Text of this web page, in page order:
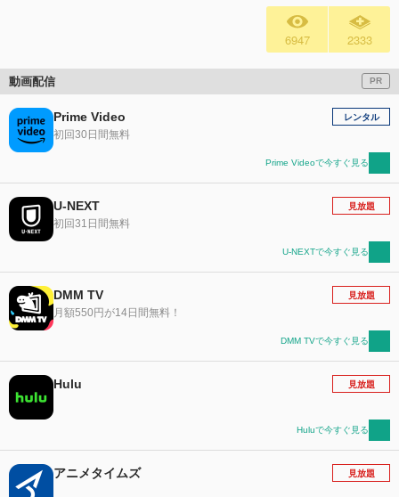
6947 2333
動画配信 PR
Prime Video
初回30日間無料
レンタル
Prime Videoで今すぐ見る
U-NEXT
初回31日間無料
見放題
U-NEXTで今すぐ見る
DMM TV
月額550円が14日間無料！
見放題
DMM TVで今すぐ見る
Hulu 見放題
Huluで今すぐ見る
アニメタイムズ 見放題